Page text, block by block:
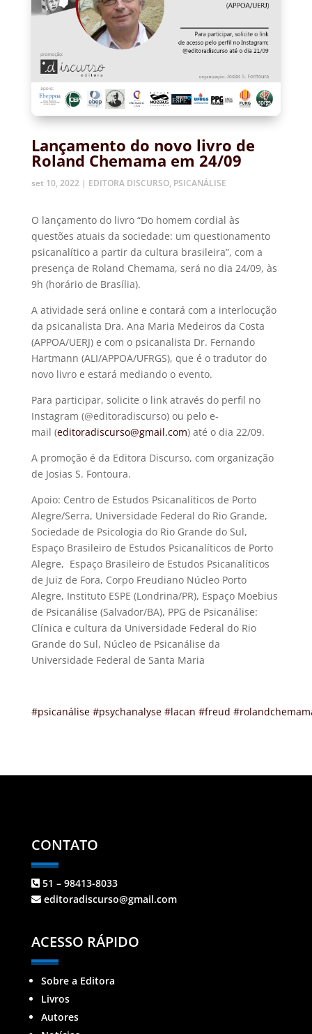
Lançamento do novo livro de
Roland Chemama em 24/09
set 10, 2022| EDITORA DISCURSO, PSICANÁLISE
O lançamento do livro “Do homem cordial às
questões atuais da sociedade: um questionamento
psicanalítico a partir da cultura brasileira”, com a
presença de Roland Chemama, será no dia 24/09, às
9h (horário de Brasília).
A atividade será online e contará com a interlocução
da psicanalista Dra. Ana Maria Medeiros da Costa
(APPOA/UERJ) e com o psicanalista Dr. Fernando
Hartmann (ALI/APPOA/UFRGS), que é o tradutor do
novo livro e estará mediando o evento.
Para participar, solicite o link através do perfil no
Instagram (@editoradiscurso) ou pelo e-
mail (editoradiscurso@gmail.com) até o dia 22/09.
A promoção é da Editora Discurso, com organização
de Josias S. Fontoura.
Apoio: Centro de Estudos Psicanalíticos de Porto
Alegre/Serra, Universidade Federal do Rio Grande,
Sociedade de Psicologia do Rio Grande do Sul,
Espaço Brasileiro de Estudos Psicanalíticos de Porto
Alegre, Espaço Brasileiro de Estudos Psicanalíticos
de Juiz de Fora, Corpo Freudiano Núcleo Porto
Alegre, Instituto ESPE (Londrina/PR), Espaço Moebius
de Psicanálise (Salvador/BA), PPG de Psicanálise:
Clínica e cultura da Universidade Federal do Rio
Grande do Sul, Núcleo de Psicanálise da
Universidade Federal de Santa Maria
#psicanálise #psychanalyse #lacan #freud
CONTATO
51 – 98413-8033
editoradiscurso@gmail.com
ACESSO RÁPIDO
Sobre a Editora
Livros
Autores